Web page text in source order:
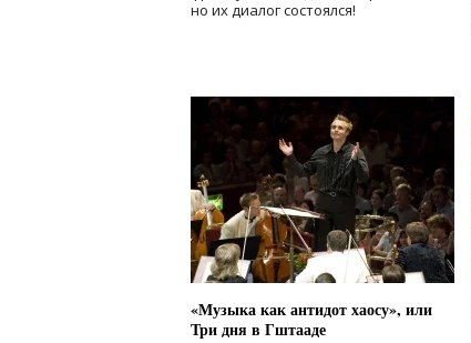
но их диалог состоялся!
«Музыка как антидот хаосу», или
Три дня в Гштааде